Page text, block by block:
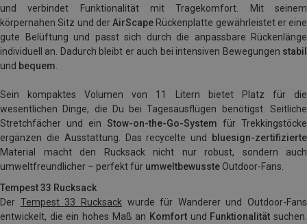
und verbindet Funktionalität mit Tragekomfort. Mit seinem
körpernahen Sitz und der AirScape Rückenplatte gewährleistet er eine
gute Belüftung und passt sich durch die anpassbare Rückenlänge
individuell an. Dadurch bleibt er auch bei intensiven Bewegungen stabil
und bequem
Sein kompaktes Volumen von 11 Litern bietet Platz für die
wesentlichen Dinge, die Du bei Tagesausflügen benötigst. Seitliche
Stretchfächer und ein Stow-on-the-Go-System für Trekkingstöcke
ergänzen die Ausstattung. Das recycelte und bluesign-zertifizierte
Material macht den Rucksack nicht nur robust, sondern auch
umweltfreundlicher – perfekt für umweltbewusste Outdoor-Fans.
Tempest 33 Rucksack
Der Tempest 33 Rucksack wurde für Wanderer und Outdoor-Fans
entwickelt, die ein hohes Maß an Komfort und Funktionalität suchen.